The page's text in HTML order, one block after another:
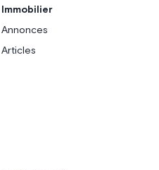
Immobilier
Annonces
Articles